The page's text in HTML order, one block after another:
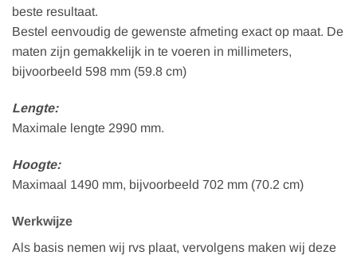
beste resultaat.
Bestel eenvoudig de gewenste afmeting exact op maat. De
maten zijn gemakkelijk in te voeren in millimeters,
bijvoorbeeld 598 mm (59.8 cm)
Lengte:
Maximale lengte 2990 mm.
Hoogte:
Maximaal 1490 mm, bijvoorbeeld 702 mm (70.2 cm)
Werkwijze
Als basis nemen wij rvs plaat, vervolgens maken wij deze